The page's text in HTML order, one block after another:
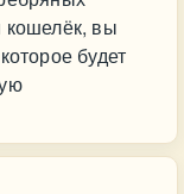
кошелёк, вы
будет